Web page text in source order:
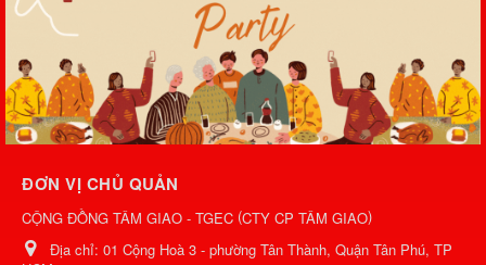
ĐƠN VỊ CHỦ QUẢN
CỘNG ĐỒNG TÂM GIAO - TGEC (CTY CP TÂM GIAO)
Địa chỉ: 01 Cộng Hoà 3 - phường Tân Thành, Quận Tân Phú, TP